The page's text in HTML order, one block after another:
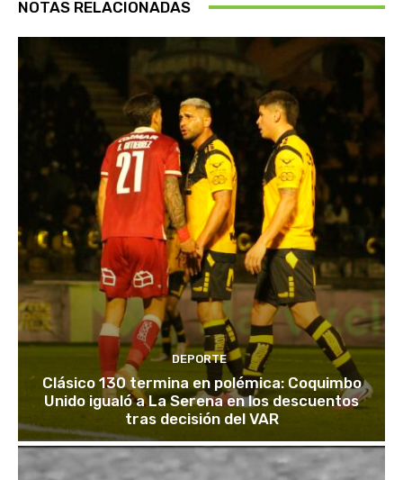
NOTAS RELACIONADAS
DEPORTE
Clásico 130 termina en polémica: Coquimbo
Unido igualó a La Serena en los descuentos
tras decisión del VAR